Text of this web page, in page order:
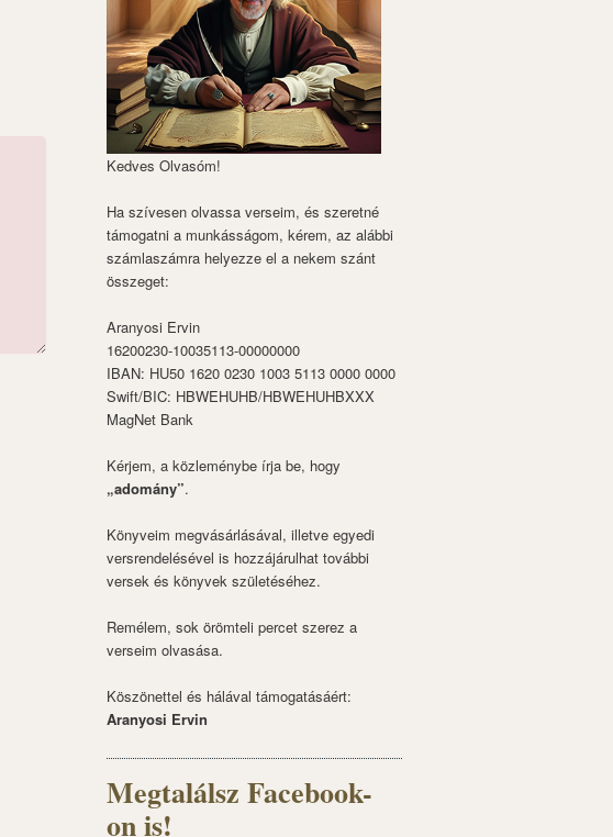
Kedves Olvasóm!
Ha szívesen olvassa verseim, és szeretné
támogatni a munkásságom, kérem, az alábbi
számlaszámra helyezze el a nekem szánt
összeget:
Aranyosi Ervin
16200230-10035113-00000000
IBAN: HU50 1620 0230 1003 5113 0000 0000
Swift/BIC: HBWEHUHB/HBWEHUHBXXX
MagNet Bank
Kérjem, a közleménybe írja be, hogy
„adomány”.
Könyveim megvásárlásával, illetve egyedi
versrendelésével is hozzájárulhat további
versek és könyvek születéséhez.
Remélem, sok örömteli percet szerez a
verseim olvasása.
Köszönettel és hálával támogatásáért:
Aranyosi Ervin
Megtalálsz Facebook-
on is!